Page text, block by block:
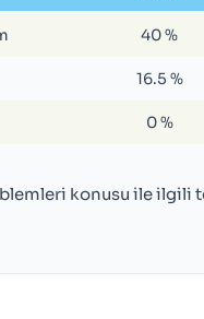
40 %
16.5 %
0 %
konusu ile ilgili